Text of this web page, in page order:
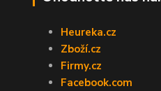
Heureka.cz
Zboží.cz
Firmy.cz
Facebook.com